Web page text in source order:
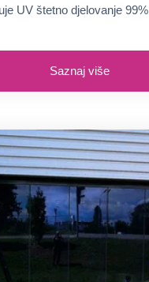
UV štetno djelovanje 99%
Saznaj više